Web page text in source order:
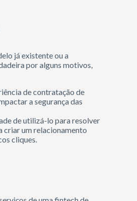
já existente ou a
por alguns motivos,
de contratação de
a segurança das
de utilizá-lo para resolver
criar um relacionamento
cliques.